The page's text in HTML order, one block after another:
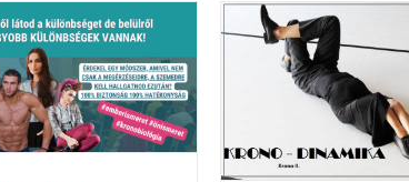
KRONODINAMIKA
JÚNIUS 08.